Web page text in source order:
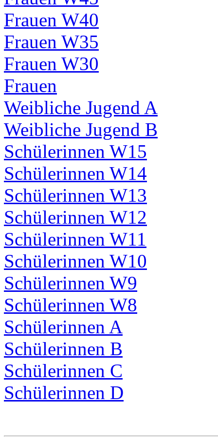
Frauen W40
Frauen W35
Frauen W30
Frauen
Weibliche Jugend A
Weibliche Jugend B
Schülerinnen W15
Schülerinnen W14
Schülerinnen W13
Schülerinnen W12
Schülerinnen W11
Schülerinnen W10
Schülerinnen W9
Schülerinnen W8
Schülerinnen A
Schülerinnen B
Schülerinnen C
Schülerinnen D